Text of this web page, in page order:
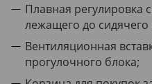
Плавная регулировка
лежащего до
Вентиляционная
прогулочного блока;